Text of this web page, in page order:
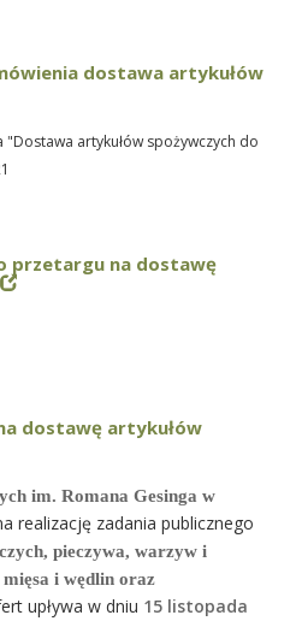
dostawa artykułów
artykułów spożywczych do
przetargu na dostawę
dostawę artykułów
im. Romana Gesinga w
realizację zadania publicznego
pieczywa, warzyw i
mięsa i wędlin oraz
upływa w dniu 15 listopada